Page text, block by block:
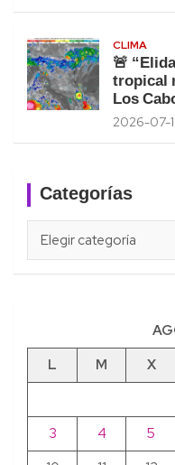
CLIMA
🚨
tropical
Los
2026-07-
Categorías
L
M X
3
4 5